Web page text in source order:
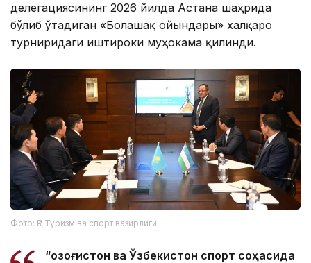
делегациясининг 2026 йилда Астана шаҳрида
бўлиб ўтадиган «Болашақ ойындары» халқаро
турниридаги иштироки муҳокама қилинди.
Фото: ҚР Туризм ва спорт вазирлиги
“Қозоғистон ва Ўзбекистон спорт соҳасида